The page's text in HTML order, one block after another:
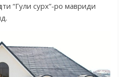
“Гули сурх”-ро мавриди